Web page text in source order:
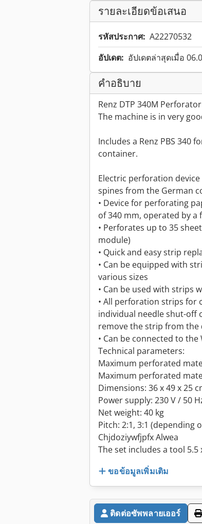
รายละเอียดข้อเสนอ
รหัสประกาศ: A22270532
อัปเดต: อัปเดตล่าสุดเมื่อ
คำอธิบาย
Renz DTP 340M Perforator
The machine is in very
Includes a Renz PBS 340
container.
Electric perforation
spines from the German
• Device for perforating
of 340 mm, operated by a
• Perforates up to 35
module)
• Quick and easy strip
• Can be equipped with
various sizes
• Can be used with strips
• All perforation strips for
individual needle shut-off
remove the strip from the
• Can be connected to
Technical parameters:
Maximum perforated
Maximum perforated
Dimensions: 36 x 49 x 25
Power supply: 230 V / 50
Net weight: 40 kg
Pitch: 2:1, 3:1 (depending
Chjdoziywfjpfx Alwea
The set includes a tool 5.5
ขอข้อมูลเพิ่มเติม
ติดต่อซัพพลายเออร์